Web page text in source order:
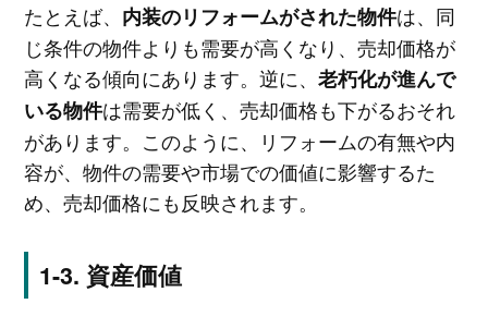
たとえば、 内装のリフォームがされた物件は、同
じ条件の物件よりも需要が高くなり、売却価格が
高くなる傾向にあります。逆に、 老朽化が進んで
いる物件は需要が低く、売却価格も下がるおそれ
があります。このように、リフォームの有無や内
容が、物件の需要や市場での価値に影響するた
め、売却価格にも反映されます。
資産価値